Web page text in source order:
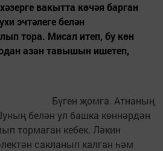
вакытта көчәя барган
эчтәлеге белән
тора. Мисал итеп, бу көн
азан тавышын ишетеп,
Бүген җомга. Атнаның
белән ул башка көннәрдән
тормаган кебек. Ләкин
сакланып калган һәм